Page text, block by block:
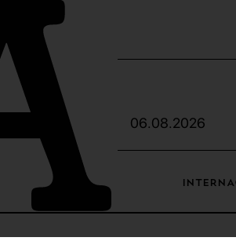
06.08.2026